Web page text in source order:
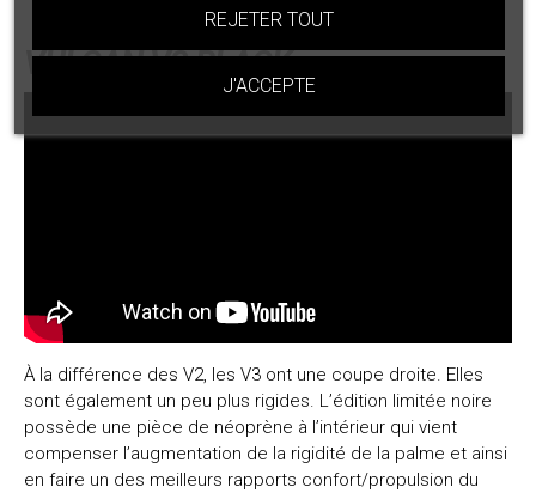
VULCAN V3 BLACK :
À la différence des V2, les V3 ont une coupe droite. Elles
sont également un peu plus rigides. L’édition limitée noire
possède une pièce de néoprène à l’intérieur qui vient
compenser l’augmentation de la rigidité de la palme et ainsi
en faire un des meilleurs rapports confort/propulsion du
REJETER TOUT
J'ACCEPTE